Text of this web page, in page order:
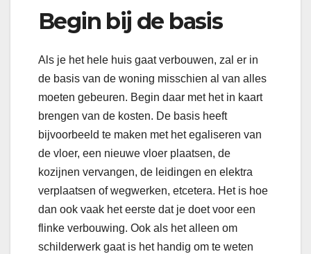
Begin bij de basis
Als je het hele huis gaat verbouwen, zal er in
de basis van de woning misschien al van alles
moeten gebeuren. Begin daar met het in kaart
brengen van de kosten. De basis heeft
bijvoorbeeld te maken met het egaliseren van
de vloer, een nieuwe vloer plaatsen, de
kozijnen vervangen, de leidingen en elektra
verplaatsen of wegwerken, etcetera. Het is hoe
dan ook vaak het eerste dat je doet voor een
flinke verbouwing. Ook als het alleen om
schilderwerk gaat is het handig om te weten